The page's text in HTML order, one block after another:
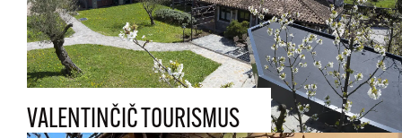
VALENTINČIČ TOURISMUS